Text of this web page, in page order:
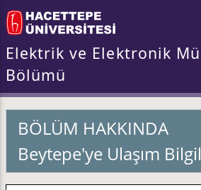
Elektrik ve Elektronik
Bölümü
BÖLÜM HAKKINDA
Beytepe'ye Ulaşım